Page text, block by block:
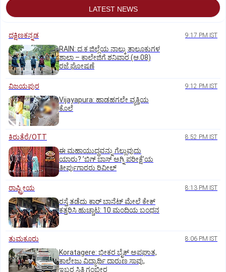
LATEST NEWS
ದಕ್ಷಿಣಕನ್ನಡ 9:17 PM IST
RAIN: ದ.ಕ ಜಿಲ್ಲೆಯ ನಾಲ್ಕು ತಾಲೂಕುಗಳ
ಶಾಲಾ – ಕಾಲೇಜಿಗೆ ಶನಿವಾರ (ಆ.08)
ರಜೆ ಘೋಷಣೆ
ವಿಜಯಪುರ 9:12 PM IST
Vijayapura: ಹಾಡಹಗಲೇ ವ್ಯಕ್ತಿಯ
ಕೊಲೆ
ಕಿರುತೆರೆ/OTT 8:52 PM IST
ಈ ಮಹಾಯುದ್ಧವನ್ನು ಗೆಲ್ಲುವುದು
ಯಾರು? ʼಬಿಗ್‌ ಬಾಸ್‌ ಅಗ್ನಿ ಪರೀಕ್ಷೆʼಯ
ತೀರ್ಪುಗಾರರು ರಿವೀಲ್
ರಾಷ್ಟ್ರೀಯ 8:13 PM IST
ರಸ್ತೆ ತಡೆದು ಕಾರ್ ಬಾನೆಟ್ ಮೇಲೆ ಕೇಕ್
ಕತ್ತರಿಸಿ ಹುಚ್ಚಾಟ: 10 ಮಂದಿಯ ಬಂಧನ
ತುಮಕೂರು 8:06 PM IST
Koratagere: ಭೀಕರ ಬೈಕ್ ಅಪಘಾತ,
ಕಾಲೇಜು ವಿದ್ಯಾರ್ಥಿ ದಾರುಣ ಸಾವು,
ಇಬ್ಬರ ಸ್ಥಿತಿ ಗಂಭೀರ